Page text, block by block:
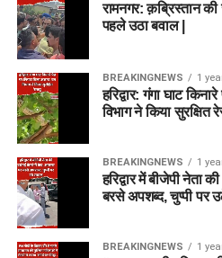
रामनगर: क़ब्रिस्तान
पहले उठा बवाल |
BREAKINGNEWS 1
हरिद्वार: गंगा घाट
विभाग ने किया सुरक्षित
BREAKINGNEWS 1
हरिद्वार में बीजेपी
बरसे अपशब्द, चुप्पी पर
BREAKINGNEWS 1